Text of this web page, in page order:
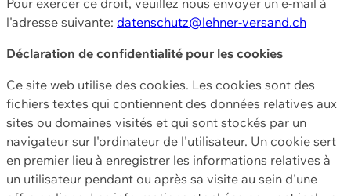
l'adresse suivante: datenschutz@lehner-versand.ch
Déclaration de confidentialité pour les cookies
Ce site web utilise des cookies. Les cookies sont des
fichiers textes qui contiennent des données relatives aux
sites ou domaines visités et qui sont stockés par un
navigateur sur l'ordinateur de l'utilisateur. Un cookie sert
en premier lieu à enregistrer les informations relatives à
un utilisateur pendant ou après sa visite au sein d'une